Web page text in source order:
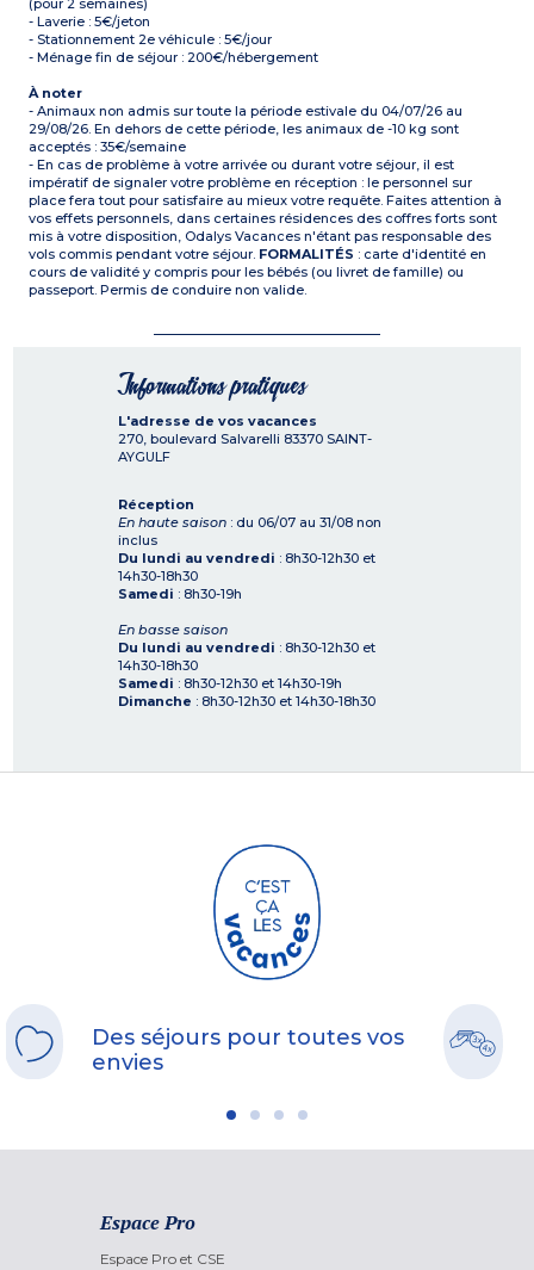
(pour 2 semaines)
- Laverie : 5€/jeton
- Stationnement 2e véhicule : 5€/jour
- Ménage fin de séjour : 200€/hébergement
À noter
- Animaux non admis sur toute la période estivale du 04/07/26 au
29/08/26. En dehors de cette période, les animaux de -10 kg sont
acceptés : 35€/semaine
- En cas de problème à votre arrivée ou durant votre séjour, il est
impératif de signaler votre problème en réception : le personnel sur
place fera tout pour satisfaire au mieux votre requête. Faites attention à
vos effets personnels, dans certaines résidences des coffres forts sont
mis à votre disposition, Odalys Vacances n'étant pas responsable des
vols commis pendant votre séjour. FORMALITÉS : carte d'identité en
cours de validité y compris pour les bébés (ou livret de famille) ou
passeport. Permis de conduire non valide.
Informations pratiques
L'adresse de vos vacances
270, boulevard Salvarelli 83370 SAINT-
AYGULF
Réception
En haute saison : du 06/07 au 31/08 non
inclus
Du lundi au vendredi : 8h30-12h30 et
14h30-18h30
Samedi : 8h30-19h
En basse saison
Du lundi au vendredi : 8h30-12h30 et
14h30-18h30
Samedi : 8h30-12h30 et 14h30-19h
Dimanche : 8h30-12h30 et 14h30-18h30
Des séjours pour toutes vos
envies
Espace Pro
Espace Pro et CSE